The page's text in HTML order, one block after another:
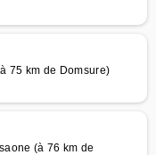
75 km de Domsure)
(à 76 km de